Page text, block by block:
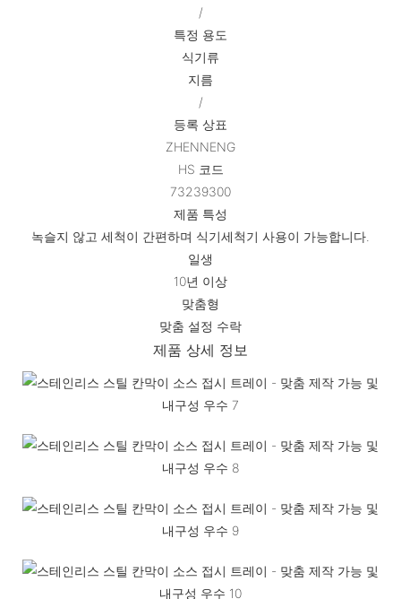
/
특정 용도
식기류
지름
/
등록 상표
ZHENNENG
HS 코드
73239300
제품 특성
녹슬지 않고 세척이 간편하며 식기세척기 사용이 가능합니다.
일생
10년 이상
맞춤형
맞춤 설정 수락
제품 상세 정보